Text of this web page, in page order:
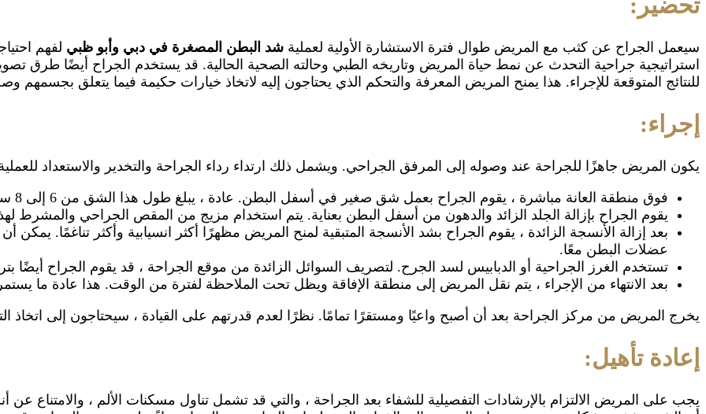
سيعمل الجراح عن كثب مع المريض طوال فترة الاستشارة الأولية لعملية شد البطن المصغرة في دبي وأبو ظبي لفهم
استراتيجية جراحية التحدث عن نمط حياة المريض وتاريخه الطبي وحالته الصحية الحالية. قد يستخدم الجراح أيضًا طرق تصوير
للنتائج المتوقعة للإجراء. هذا يمنح المريض المعرفة والتحكم الذي يحتاجون إليه لاتخاذ خيارات حكيمة فيما يتعلق بجسمهم
إجراء:
يكون المريض جاهزًا للجراحة عند وصوله إلى المرفق الجراحي. ويشمل ذلك ارتداء رداء الجراحة والتخدير والاستعداد
فوق منطقة العانة مباشرة ، يقوم الجراح بعمل شق صغير في أسفل البطن. عادة ، يبلغ طول هذا الشق من 6 إلى 8 سنتيمترات.
يقوم الجراح بإزالة الجلد الزائد والدهون من أسفل البطن بعناية. يتم استخدام مزيج من المقص الجراحي والمشرط
بعد إزالة الأنسجة الزائدة ، يقوم الجراح بشد الأنسجة المتبقية لمنح المريض مظهرًا أكثر انسيابية وأكثر تناغمًا.
عضلات البطن معًا.
تستخدم الغرز الجراحية أو الدبابيس لسد الجرح. لتصريف السوائل الزائدة من موقع الجراحة ، قد يقوم الجراح أيضًا
بعد الانتهاء من الإجراء ، يتم نقل المريض إلى منطقة الإفاقة ويظل تحت الملاحظة لفترة من الوقت. هذا عادة ما
يخرج المريض من مركز الجراحة بعد أن أصبح واعيًا ومستقرًا تمامًا. نظرًا لعدم قدرتهم على القيادة ، سيحتاجون إلى اتخاذ
إعادة تأهيل:
يجب على المريض الالتزام بالإرشادات التفصيلية للشفاء بعد الجراحة ، والتي قد تشمل تناول مسكنات الألم ، والامتناع عن